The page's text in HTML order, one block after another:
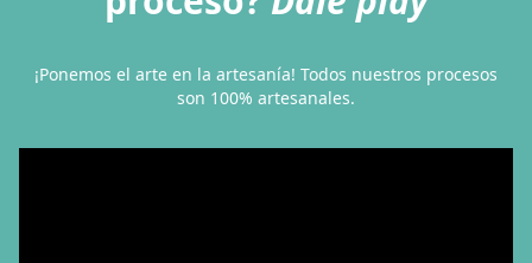
¡Ponemos el arte en la artesanía! Todos nuestros procesos
son 100% artesanales.